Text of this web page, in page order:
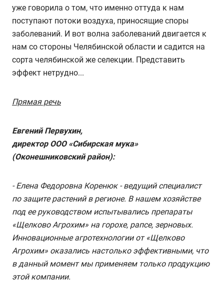
уже говорила о том, что именно оттуда к нам
поступают потоки воздуха, приносящие споры
заболеваний. И вот волна заболеваний двигается к
нам со стороны Челябинской области и садится на
сорта челябинской же селекции. Представить
эффект нетрудно...
Прямая речь
Евгений Первухин,
директор ООО «Сибирская мука»
(Оконешниковский район):
- Елена Федоровна Коренюк - ведущий специалист
по защите растений в регионе. В нашем хозяйстве
под ее руководством испытывались препараты
«Щелково Агрохим» на горохе, рапсе, зерновых.
Инновационные агротехнологии от «Щелково
Агрохим» оказались настолько эффективными, что
в данный момент мы применяем только продукцию
этой компании.